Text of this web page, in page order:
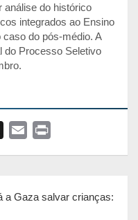
análise do histórico
integrados ao Ensino
do pós-médio. A
do Processo Seletivo
l
t
a Gaza salvar crianças: